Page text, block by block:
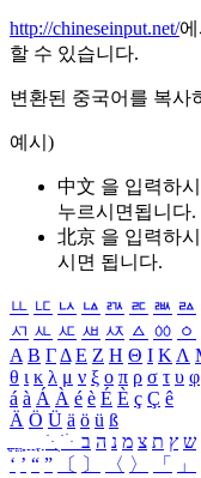
http://chineseinput.net/
할 수 있습니다.
변환된 중국어를 복사
예시)
中文 을 입력하
누르시면됩니다.
北京 을 입력하
시면 됩니다.
ㅥ ㅦ ㅧ ㅨ ㅩ ㅪ ㅫ ㅬ
ㅺ ㅻ ㅼ ㅽ ㅾ ㅿ ㆀ ㆁ
Α Β ΓΔ Ε Ζ Η Θ Ι ΚΛ
θ ι κ λ μ ν ξ ο π ρ σ τ υ φ
á à Á À é è É È ç Ç ê
Ä Ö Ü ä ö ü ß
ִֶֹ ֻּ ׁׂ ש ץ ת צ מ נ ה ב
‘ ’ “ ” 〔 〕 〈 〉 「 」